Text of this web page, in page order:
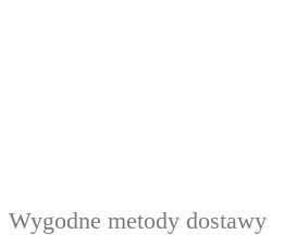
Wygodne metody dostawy